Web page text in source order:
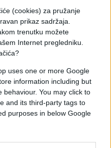
(cookies) za pružanje
prikaz sadržaja.
trenutku možete
Internet pregledniku.
uses one or more Google
information including but
behaviour. You may click to
and its third-party tags to
purposes in below Google
s etil celulozom, tvari
se široko koristi kao
industriji.
želeu koja, jednom
uvjetima unutar tijela,
tjedan dana,
tako da se male
u područje tumora –
i susjedne zdrave
Da bi ga testirali,